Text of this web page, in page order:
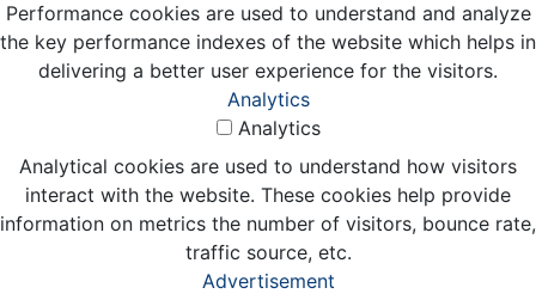
Performance cookies are used to understand and analyze
the key performance indexes of the website which helps in
delivering a better user experience for the visitors.
Analytics
Analytics
Analytical cookies are used to understand how visitors
interact with the website. These cookies help provide
information on metrics the number of visitors, bounce rate,
traffic source, etc.
Advertisement